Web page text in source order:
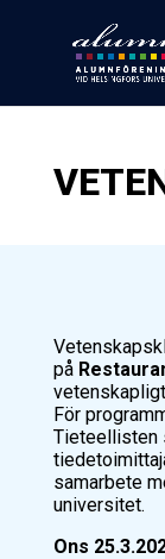
på
För
Tieteellisten
samarbete
universitet.
Ons